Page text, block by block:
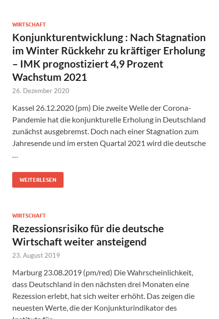
WIRTSCHAFT
Konjunkturentwicklung : Nach Stagnation
im Winter Rückkehr zu kräftiger Erholung
– IMK prognostiziert 4,9 Prozent
Wachstum 2021
26. Dezember 2020
Kassel 26.12.2020 (pm) Die zweite Welle der Corona-
Pandemie hat die konjunkturelle Erholung in Deutschland
zunächst ausgebremst. Doch nach einer Stagnation zum
Jahresende und im ersten Quartal 2021 wird die deutsche
WEITERLESEN
WIRTSCHAFT
Rezessionsrisiko für die deutsche
Wirtschaft weiter ansteigend
23. August 2019
Marburg 23.08.2019 (pm/red) Die Wahrscheinlichkeit,
dass Deutschland in den nächsten drei Monaten eine
Rezession erlebt, hat sich weiter erhöht. Das zeigen die
neuesten Werte, die der Konjunkturindikator des